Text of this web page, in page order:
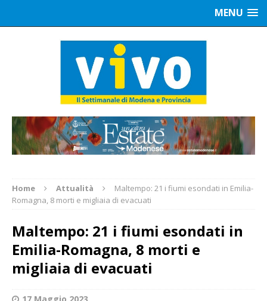
MENU
Home Attualità
Maltempo: 21 i fiumi esondati in Emilia-
Romagna, 8 morti e migliaia di evacuati
Maltempo: 21 i fiumi esondati in
Emilia-Romagna, 8 morti e
migliaia di evacuati